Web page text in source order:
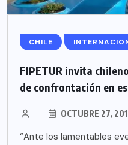
CHILE
FIPETUR invita
de confrontación en
OCTUBRE 27,
“Ante los lamentables